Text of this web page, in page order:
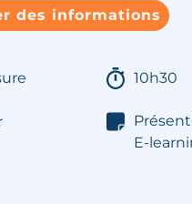
des informations
10h30
E-